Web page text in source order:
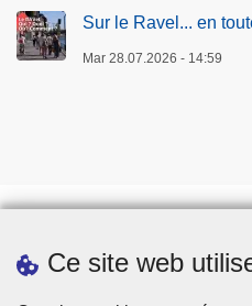
Ce site web
Sur le Ravel... en
Mar 28.07.2026 - 14:59